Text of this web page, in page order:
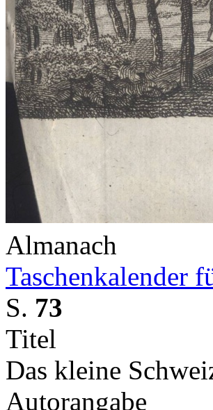
Almanach
Taschenkalender
S. 73
Titel
Das kleine
Autorangabe